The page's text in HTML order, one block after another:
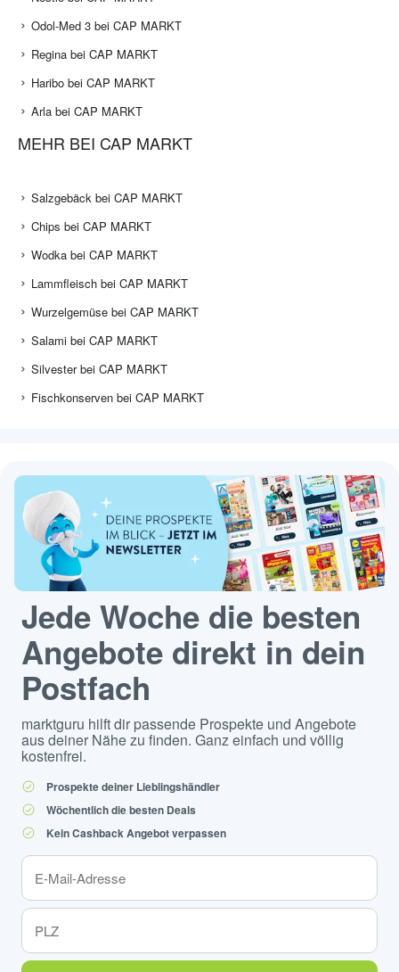
Odol-Med 3 bei CAP MARKT
Regina bei CAP MARKT
Haribo bei CAP MARKT
Arla bei CAP MARKT
MEHR BEI CAP MARKT
Salzgebäck bei CAP MARKT
Chips bei CAP MARKT
Wodka bei CAP MARKT
Lammfleisch bei CAP MARKT
Wurzelgemüse bei CAP MARKT
Salami bei CAP MARKT
Silvester bei CAP MARKT
Fischkonserven bei CAP MARKT
Jede Woche die besten
Angebote direkt in dein
Postfach
marktguru hilft dir passende Prospekte und Angebote
aus deiner Nähe zu finden. Ganz einfach und völlig
kostenfrei.
Prospekte deiner Lieblingshändler
Wöchentlich die besten Deals
Kein Cashback Angebot verpassen